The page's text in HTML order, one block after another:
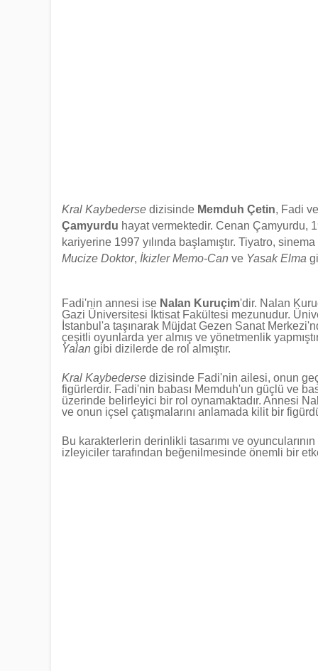
Kral Kaybederse dizisinde Memduh Çetin, Fadi
Çamyurdu hayat vermektedir. Cenan Çamyurdu,
kariyerine 1997 yılında başlamıştır. Tiyatro,
Mucize Doktor, İkizler Memo-Can ve Yasak Elma
Fadi'nin annesi ise Nalan Kuruçim'dir. Nalan
Gazi Üniversitesi İktisat Fakültesi mezunudur.
İstanbul'a taşınarak Müjdat Gezen Sanat
çeşitli oyunlarda yer almış ve yönetmenlik
Yalan gibi dizilerde de rol almıştır.
Kral Kaybederse dizisinde Fadi'nin ailesi, onun
figürlerdir. Fadi'nin babası Memduh'un güçlü ve
üzerinde belirleyici bir rol oynamaktadır. Annesi
ve onun içsel çatışmalarını anlamada kilit bir
Bu karakterlerin derinlikli tasarımı ve
izleyiciler tarafından beğenilmesinde önemli bir